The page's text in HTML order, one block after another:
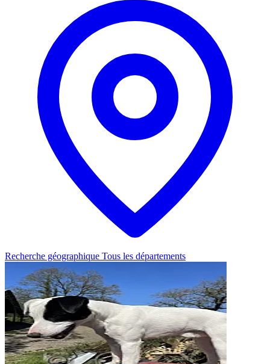
Recherche géographique Tous les départements